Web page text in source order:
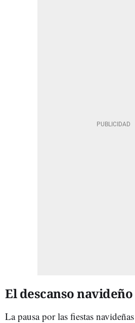
El descanso navideño
La pausa por las fiestas